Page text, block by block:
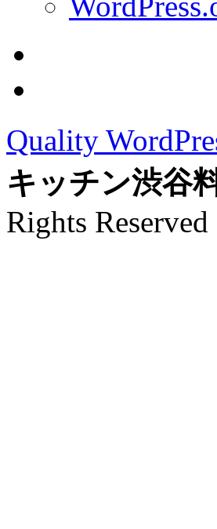
Quality
キッチン渋谷
Rights Reserved